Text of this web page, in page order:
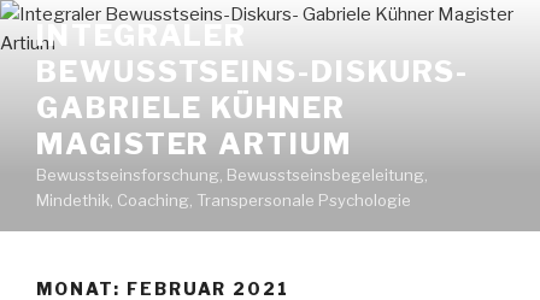
Zum
Inhalt
springen
INTEGRALER
BEWUSSTSEINS-DISKURS-
GABRIELE KÜHNER
MAGISTER ARTIUM
Bewusstseinsforschung, Bewusstseinsbegeleitung,
Mindethik, Coaching, Transpersonale Psychologie
MONAT: FEBRUAR 2021